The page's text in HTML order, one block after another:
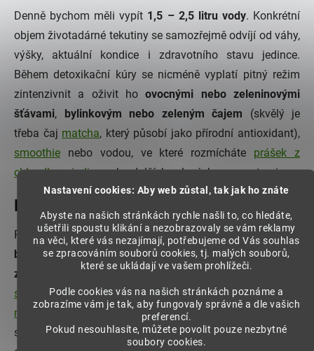
Nastavení cookies: Aby web zůstal, tak jak ho znáte
Abyste na našich stránkách rychle našli to, co hledáte,
ušetřili spoustu klikání a nezobrazovaly se vám reklamy
na věci, které vás nezajímají, potřebujeme od Vás souhlas
se zpracováním souborů cookies, tj. malých souborů,
které se ukládají ve vašem prohlížeči.
Podle cookies vás na našich stránkách poznáme a
zobrazíme vám je tak, aby fungovaly správně a dle vašich
preferencí.
Pokud nesouhlasíte, můžete povolit pouze nezbytné
soubory cookies.
Denně bychom měli vypít 1,5 – 2,5 litru vody. Konkrétní
objem životadárné tekutiny se samozřejmě odvíjí od váhy,
výšky, aktuální kondice i zdravotního stavu jedince.
Během detoxikační kúry se nicméně vyplatí pitný režim
zintenzivnit a oživit hoovocnými nebo zeleninovými
šťávami, bylinkovým nebo zeleným čajem (skvělý je
třeba čaj matcha, který působí jako přírodní antioxidant),
smoothie nebo vodou, ve které rozmícháte prášek z
chlorelly,spirulinynebo dalších zelených superpotravin.
Přizvěte si na pomoc bylinky
Podpořte detoxikaci silou přírody a naordinujte si
bylinkovou kúru. S očistou organismu pomůžou zejména
zelené superpotraviny, kam patří zmíněná řasa
spirulinanebo třebamladý ječmena velejemnýzelený čaj
matcha
. Co mají tyhle „zelence“ společného? Jde o
skupinu potravin, které jsou velmi bohaté na živiny